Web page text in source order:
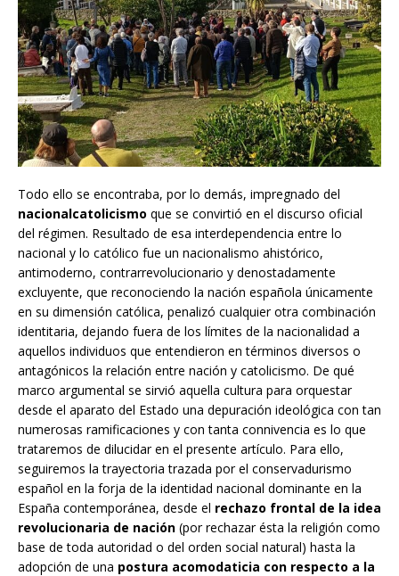
Todo ello se encontraba, por lo demás, impregnado del
nacionalcatolicismo que se convirtió en el discurso oficial
del régimen. Resultado de esa interdependencia entre lo
nacional y lo católico fue un nacionalismo ahistórico,
antimoderno, contrarrevolucionario y denostadamente
excluyente, que reconociendo la nación española únicamente
en su dimensión católica, penalizó cualquier otra combinación
identitaria, dejando fuera de los límites de la nacionalidad a
aquellos individuos que entendieron en términos diversos o
antagónicos la relación entre nación y catolicismo. De qué
marco argumental se sirvió aquella cultura para orquestar
desde el aparato del Estado una depuración ideológica con tan
numerosas ramificaciones y con tanta connivencia es lo que
trataremos de dilucidar en el presente artículo. Para ello,
seguiremos la trayectoria trazada por el conservadurismo
español en la forja de la identidad nacional dominante en la
España contemporánea, desde el rechazo frontal de la idea
revolucionaria de nación (por rechazar ésta la religión como
base de toda autoridad o del orden social natural) hasta la
adopción de una postura acomodaticia con respecto a la